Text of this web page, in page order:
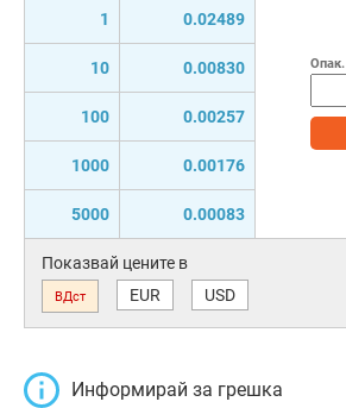
1 0.02489
10 0.00830
100 0.00257
1000 0.00176
5000 0.00083
Опак.
Показвай цените в
ВДст EUR USD
Информирай за грешка